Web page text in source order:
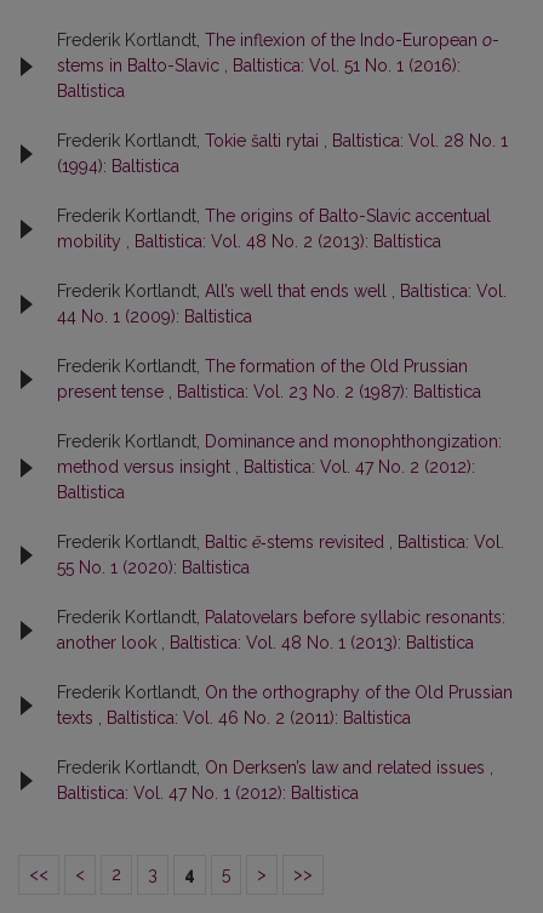
Frederik Kortlandt, The inflexion of the Indo-European o-
stems in Balto-Slavic , Baltistica: Vol. 51 No. 1 (2016):
Baltistica
Frederik Kortlandt, Tokie šalti rytai , Baltistica: Vol. 28 No. 1
(1994): Baltistica
Frederik Kortlandt, The origins of Balto-Slavic accentual
mobility , Baltistica: Vol. 48 No. 2 (2013): Baltistica
Frederik Kortlandt, All’s well that ends well , Baltistica: Vol.
44 No. 1 (2009): Baltistica
Frederik Kortlandt, The formation of the Old Prussian
present tense , Baltistica: Vol. 23 No. 2 (1987): Baltistica
Frederik Kortlandt, Dominance and monophthongization:
method versus insight , Baltistica: Vol. 47 No. 2 (2012):
Baltistica
Frederik Kortlandt, Baltic ē‑stems revisited , Baltistica: Vol.
55 No. 1 (2020): Baltistica
Frederik Kortlandt, Palatovelars before syllabic resonants:
another look , Baltistica: Vol. 48 No. 1 (2013): Baltistica
Frederik Kortlandt, On the orthography of the Old Prussian
texts , Baltistica: Vol. 46 No. 2 (2011): Baltistica
Frederik Kortlandt, On Derksen’s law and related issues ,
Baltistica: Vol. 47 No. 1 (2012): Baltistica
<< < 2 3 4 5 > >>